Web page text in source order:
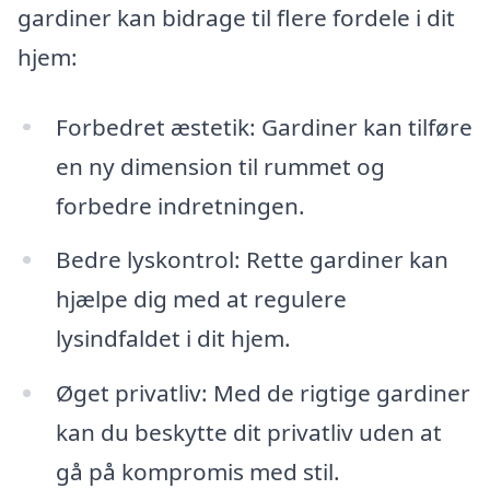
gardiner kan bidrage til flere fordele i dit
hjem:
Forbedret æstetik: Gardiner kan tilføre
en ny dimension til rummet og
forbedre indretningen.
Bedre lyskontrol: Rette gardiner kan
hjælpe dig med at regulere
lysindfaldet i dit hjem.
Øget privatliv: Med de rigtige gardiner
kan du beskytte dit privatliv uden at
gå på kompromis med stil.